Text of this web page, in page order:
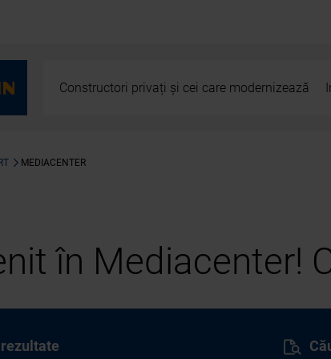
Constructori privați și cei care modernizează
MEDIACENTER
în Mediacenter!